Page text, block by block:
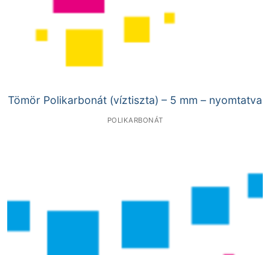
Tömör Polikarbonát (víztiszta) – 5 mm – nyomtatva
POLIKARBONÁT